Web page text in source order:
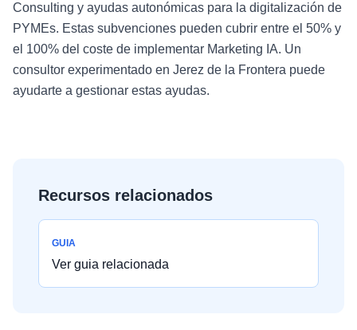
Consulting y ayudas autonómicas para la digitalización de
PYMEs. Estas subvenciones pueden cubrir entre el 50% y
el 100% del coste de implementar Marketing IA. Un
consultor experimentado en Jerez de la Frontera puede
ayudarte a gestionar estas ayudas.
Recursos relacionados
GUIA
Ver guia relacionada